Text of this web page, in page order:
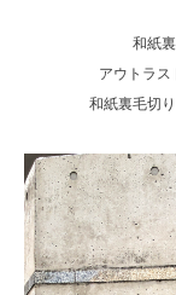
和紙
アウトラ
和紙裏毛切